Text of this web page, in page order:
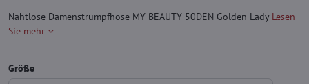
Nahtlose Damenstrumpfhose MY BEAUTY 50DEN Golden Lady Lesen
Sie mehr
Größe